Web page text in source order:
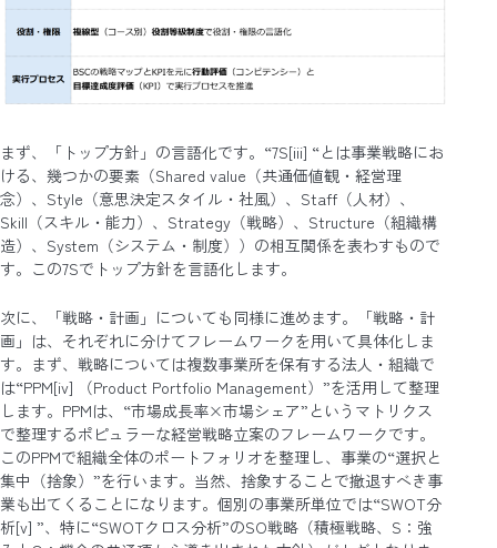
まず、「トップ方針」の言語化です。“7S[iii] “とは事業戦略にお
ける、幾つかの要素（Shared value（共通価値観・経営理
念）、Style（意思決定スタイル・社風）、Staff（人材）、
Skill（スキル・能力）、Strategy（戦略）、Structure（組織構
造）、System（システム・制度））の相互関係を表わすもので
す。この7Sでトップ方針を言語化します。
次に、「戦略・計画」についても同様に進めます。「戦略・計
画」は、それぞれに分けてフレームワークを用いて具体化しま
す。まず、戦略については複数事業所を保有する法人・組織で
は“PPM[iv] （Product Portfolio Management）”を活用して整理
します。PPMは、“市場成長率×市場シェア”というマトリクス
で整理するポピュラーな経営戦略立案のフレームワークです。
このPPMで組織全体のポートフォリオを整理し、事業の“選択と
集中（捨象）”を行います。当然、捨象することで撤退すべき事
業も出てくることになります。個別の事業所単位では“SWOT分
析[v] ”、特に“SWOTクロス分析”のSO戦略（積極戦略、S：強